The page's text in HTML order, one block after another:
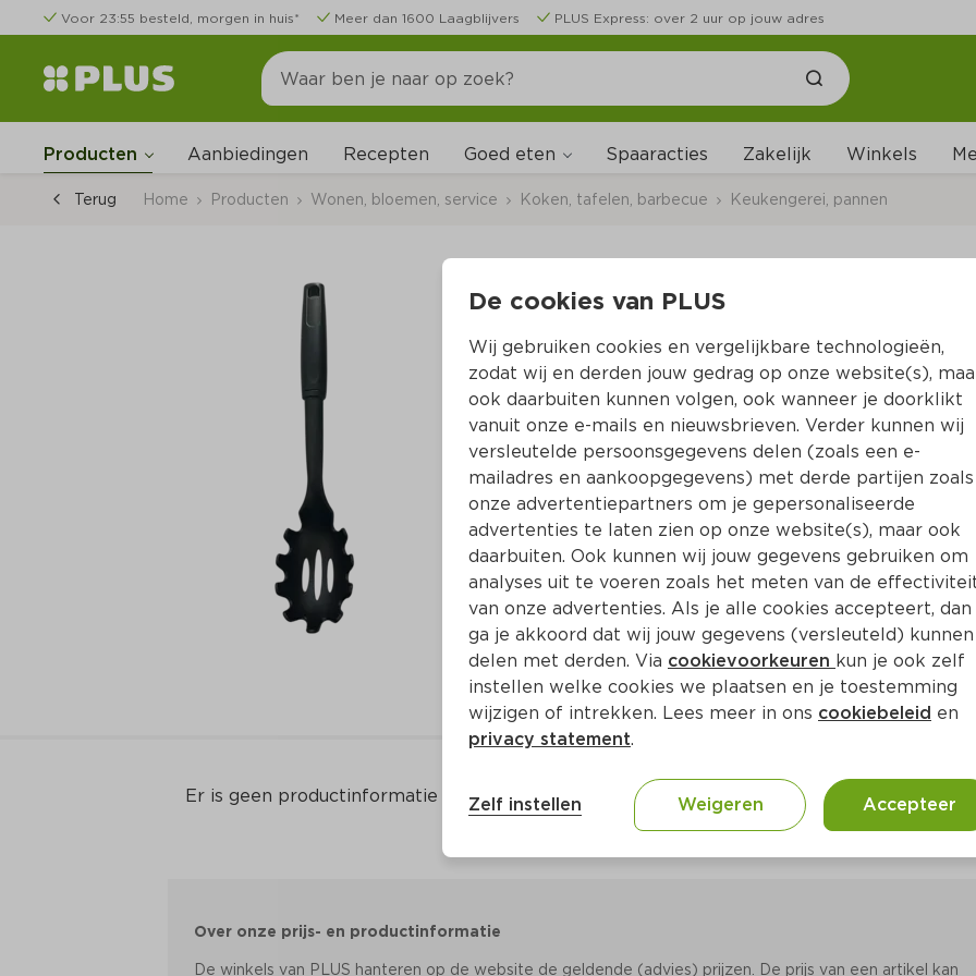
Voor 23:55 besteld, morgen in huis* Meer dan 1600 Laagblijvers PLUS Express: over 2 uur op jouw adres
Producten Aanbiedingen Recepten Goed eten Spaaracties Zakelijk Winkels
Terug Home Producten Wonen, bloemen, service Koken, tafelen, barbecue Keukengerei, pannen
De keukenhulpjes
Per Stuk 1 st
3.99
Toevoegen
Er is geen productinformatie
Over onze prijs- en productinformatie
De winkels van PLUS hanteren op de website de geldende (advies) prijzen. De prijs van een artikel kan
De cookies van PLUS
Wij gebruiken cookies en vergelijkbare technologieën,
zodat wij en derden jouw gedrag op onze website(s),
ook daarbuiten kunnen volgen, ook wanneer je doorklikt
vanuit onze e-mails en nieuwsbrieven. Verder kunnen wij
versleutelde persoonsgegevens delen (zoals een e-
mailadres en aankoopgegevens) met derde partijen zoals
onze advertentiepartners om je gepersonaliseerde
advertenties te laten zien op onze website(s), maar ook
daarbuiten. Ook kunnen wij jouw gegevens gebruiken om
analyses uit te voeren zoals het meten van de
van onze advertenties. Als je alle cookies accepteert, dan
ga je akkoord dat wij jouw gegevens (versleuteld) kunnen
delen met derden. Via cookievoorkeuren kun je ook zelf
instellen welke cookies we plaatsen en je toestemming
wijzigen of intrekken. Lees meer in ons cookiebeleid en
privacy statement.
Zelf instellen Weigeren Accepteer